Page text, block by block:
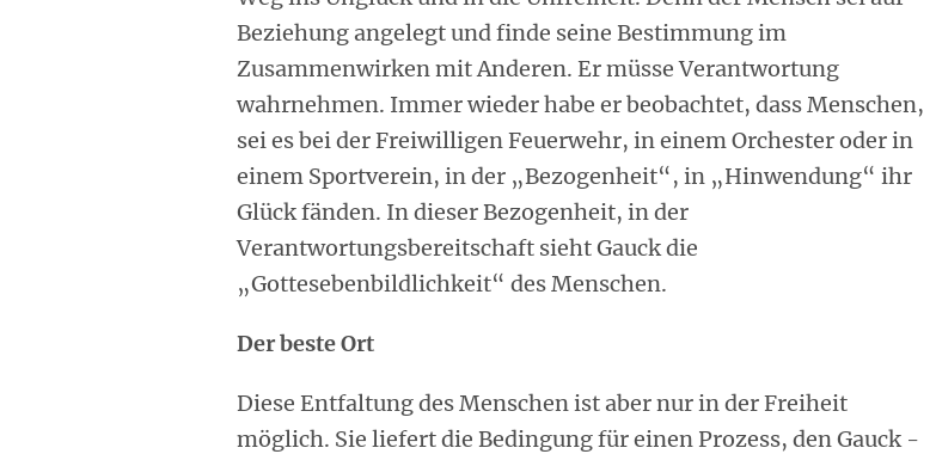
Beziehung angelegt und finde seine Bestimmung im
Zusammenwirken mit Anderen. Er müsse Verantwortung
wahrnehmen. Immer wieder habe er beobachtet, dass Menschen,
sei es bei der Freiwilligen Feuerwehr, in einem Orchester oder in
einem Sportverein, in der „Bezogenheit“, in „Hinwendung“ ihr
Glück fänden. In dieser Bezogenheit, in der
Verantwortungsbereitschaft sieht Gauck die
„Gottesebenbildlichkeit“ des Menschen.
Der beste Ort
Diese Entfaltung des Menschen ist aber nur in der Freiheit
möglich. Sie liefert die Bedingung für einen Prozess, den Gauck -